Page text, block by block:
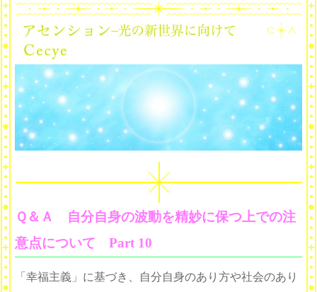
Ｑ＆Ａ 自分自身の波動を精妙に保つ上での注
意点について Part 10
「幸福主義」に基づき、自分自身のあり方や社会のあり